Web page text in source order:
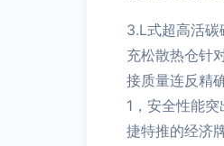
3.L式超高活
充松散热仓针
接质量连反精
1，安全性能
捷特推的经济